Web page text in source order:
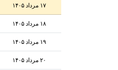
۱۷ مرداد ۱۴۰۵
۱۸ مرداد ۱۴۰۵
۱۹ مرداد ۱۴۰۵
۲۰ مرداد ۱۴۰۵